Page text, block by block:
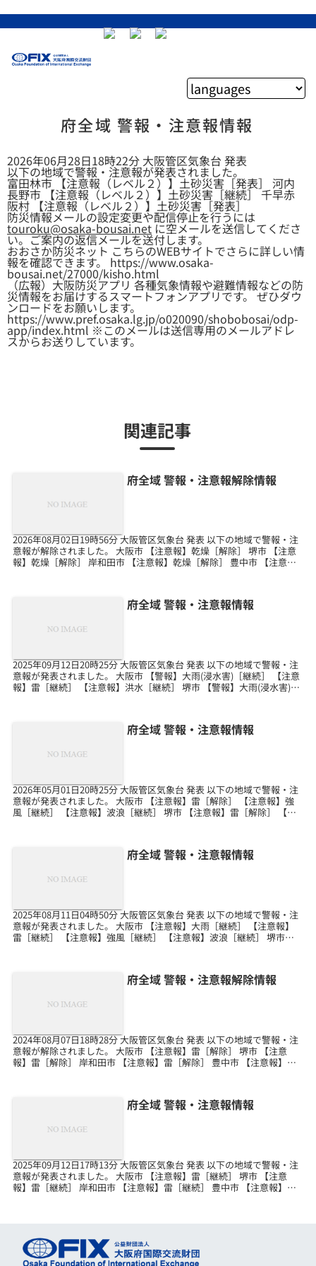
府全域 警報・注意報情報
2026年06月28日18時22分 大阪管区気象台 発表
以下の地域で警報・注意報が発表されました。
富田林市 【注意報（レベル２）】土砂災害［発表］ 河内
長野市 【注意報（レベル２）】土砂災害［継続］ 千早赤
阪村 【注意報（レベル２）】土砂災害［発表］
防災情報メールの設定変更や配信停止を行うには
touroku@osaka-bousai.netに空メールを送信してくださ
い。ご案内の返信メールを送付します。
おおさか防災ネット こちらのWEBサイトでさらに詳しい情
報を確認できます。 https://www.osaka-
bousai.net/27000/kisho.html
（広報）大阪防災アプリ 各種気象情報や避難情報などの防
災情報をお届けするスマートフォンアプリです。 ぜひダウ
ンロードをお願いします。
https://www.pref.osaka.lg.jp/o020090/shobobosai/odp-
app/index.html ※このメールは送信専用のメールアドレ
スからお送りしています。
関連記事
府全域 警報・注意報解除情報
2026年08月02日19時56分 大阪管区気象台 発表 以下の地域で警報・注
意報が解除されました。 大阪市 【注意報】乾燥［解除］ 堺市 【注意
報】乾燥［解除］ 岸和田市 【注意報】乾燥［解除］ 豊中市 【注意
府全域 警報・注意報情報
2025年09月12日20時25分 大阪管区気象台 発表 以下の地域で警報・注
意報が発表されました。 大阪市 【警報】大雨(浸水害)［継続］ 【注意
報】雷［継続］ 【注意報】洪水［継続］ 堺市 【警報】大雨(浸水害)
府全域 警報・注意報情報
2026年05月01日20時25分 大阪管区気象台 発表 以下の地域で警報・注
意報が発表されました。 大阪市 【注意報】雷［解除］ 【注意報】強
風［継続］ 【注意報】波浪［継続］ 堺市 【注意報】雷［解除］ 【注
府全域 警報・注意報情報
2025年08月11日04時50分 大阪管区気象台 発表 以下の地域で警報・注
意報が発表されました。 大阪市 【注意報】大雨［継続］ 【注意報】
雷［継続］ 【注意報】強風［継続］ 【注意報】波浪［継続］ 堺市
府全域 警報・注意報解除情報
2024年08月07日18時28分 大阪管区気象台 発表 以下の地域で警報・注
意報が解除されました。 大阪市 【注意報】雷［解除］ 堺市 【注意
報】雷［解除］ 岸和田市 【注意報】雷［解除］ 豊中市 【注意報】雷
府全域 警報・注意報情報
2025年09月12日17時13分 大阪管区気象台 発表 以下の地域で警報・注
意報が発表されました。 大阪市 【注意報】雷［継続］ 堺市 【注意
報】雷［継続］ 岸和田市 【注意報】雷［継続］ 豊中市 【注意報】雷